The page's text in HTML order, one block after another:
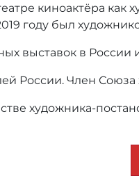
киноактёра
году был
выставок в России
России. Член
художника-